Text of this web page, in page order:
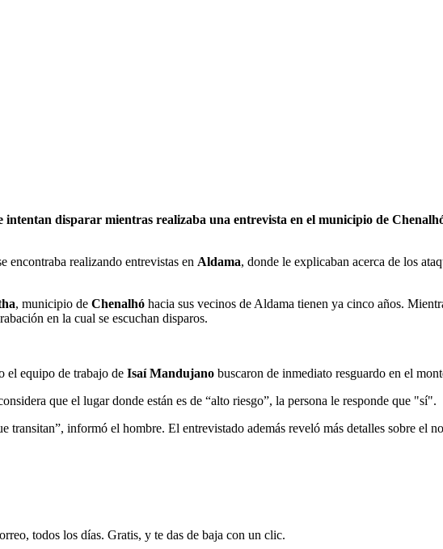
disparar mientras realizaba una entrevista en el municipio de
encontraba realizando entrevistas en Aldama, donde le explicaban acerca de los
, municipio de Chenalhó hacia sus vecinos de Aldama tienen ya cinco años.
en la cual se escuchan disparos.
el equipo de trabajo de Isaí Mandujano buscaron de inmediato resguardo en el
que el lugar donde están es de “alto riesgo”, la persona le responde que "sí".
transitan”, informó el hombre. El entrevistado además reveló más detalles sobre el
todos los días. Gratis, y te das de baja con un clic.